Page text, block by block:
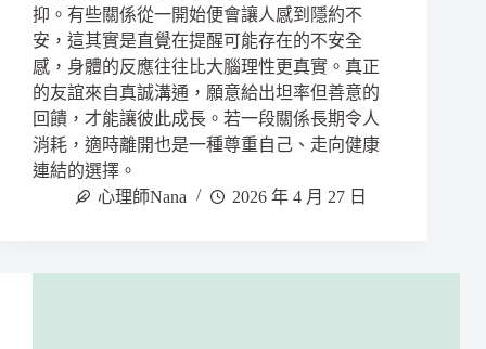
抑。有些關係從一開始便會讓人感到隱約不
安，這其實是直覺在提醒可能存在的不安全
感，身體的反應往往比大腦理性更真實。真正
的友誼來自真誠溝通，願意給出坦率但善意的
回饋，才能讓彼此成長。若一段關係長期令人
消耗，適時離開也是一種尊重自己、走向健康
連結的選擇。
心理師Nana
2026 年 4 月 27 日